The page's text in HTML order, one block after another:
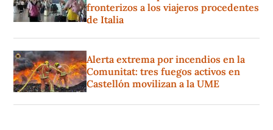
fronterizos a los viajeros procedentes
de Italia
Alerta extrema por incendios en la
Comunitat: tres fuegos activos en
Castellón movilizan a la UME